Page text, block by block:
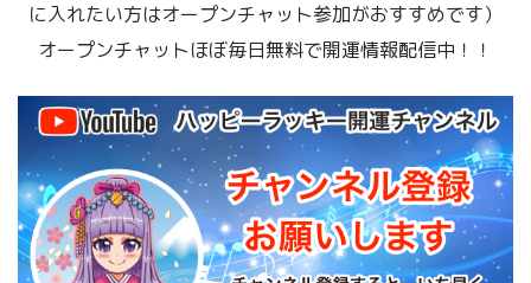
に入れたい方はオープンチャット参加がおすすめです）
オープンチャットほぼ毎日無料で開運情報配信中！！